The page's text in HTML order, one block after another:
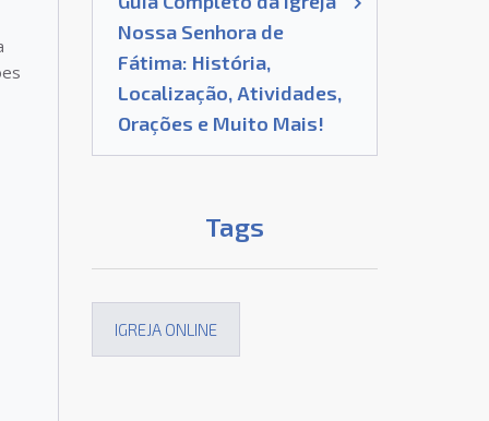
Nossa Senhora de
Fátima: História,
Localização, Atividades,
Orações e Muito Mais!
Tags
IGREJA ONLINE